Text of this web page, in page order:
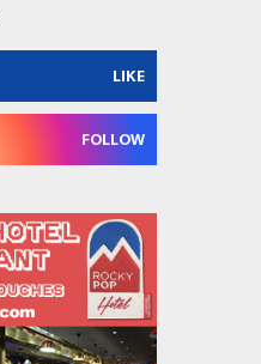
LIKE
FOLLOW